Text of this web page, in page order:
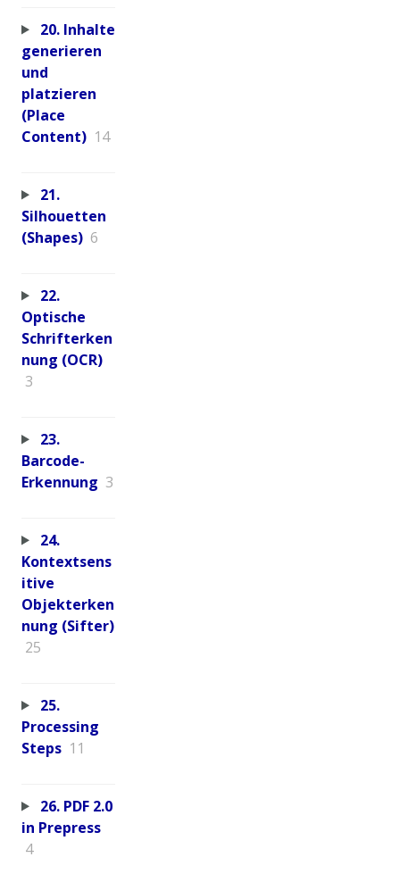
20. Inhalte
generieren
und
platzieren
(Place
Content) 14
21.
Silhouetten
(Shapes) 6
22.
Optische
Schrifterken
nung (OCR)
3
23.
Barcode-
Erkennung 3
24.
Kontextsens
itive
Objekterken
nung (Sifter)
25
25.
Processing
Steps 11
26. PDF 2.0
in Prepress
4